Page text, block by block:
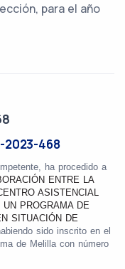
para el año
2023-468
ha procedido a
ENTRE LA
ASISTENCIAL
UN PROGRAMA DE
SITUACIÓN DE
sido inscrito en el
de Melilla con número